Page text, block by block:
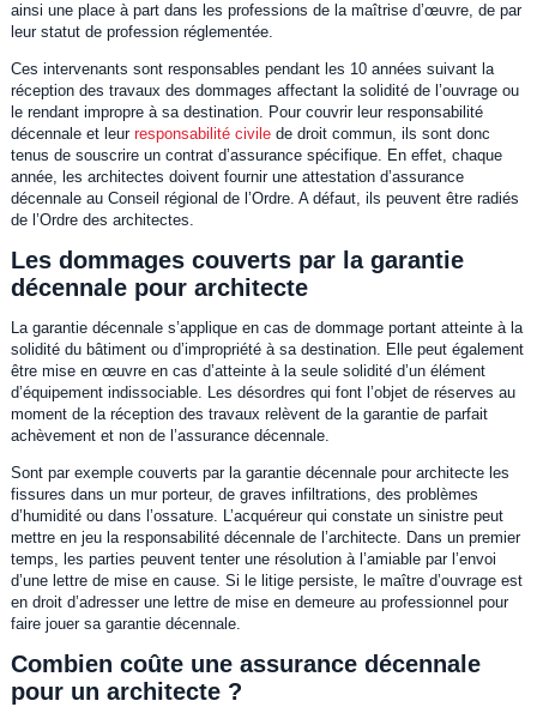
ainsi une place à part dans les professions de la maîtrise d’œuvre, de par
leur statut de profession réglementée.
Ces intervenants sont responsables pendant les 10 années suivant la
réception des travaux des dommages affectant la solidité de l’ouvrage ou
le rendant impropre à sa destination. Pour couvrir leur responsabilité
décennale et leur responsabilité civilede droit commun, ils sont donc
tenus de souscrire un contrat d’assurance spécifique. En effet, chaque
année, les architectes doivent fournir une attestation d’assurance
décennale au Conseil régional de l’Ordre. A défaut, ils peuvent être radiés
de l’Ordre des architectes.
Les dommages couverts par la garantie
décennale pour architecte
La garantie décennale s’applique en cas de dommage portant atteinte à la
solidité du bâtiment ou d’impropriété à sa destination. Elle peut également
être mise en œuvre en cas d’atteinte à la seule solidité d’un élément
d’équipement indissociable. Les désordres qui font l’objet de réserves au
moment de la réception des travaux relèvent de la garantie de parfait
achèvement et non de l’assurance décennale.
Sont par exemple couverts par la garantie décennale pour architecte les
fissures dans un mur porteur, de graves infiltrations, des problèmes
d’humidité ou dans l’ossature. L’acquéreur qui constate un sinistre peut
mettre en jeu la responsabilité décennale de l’architecte. Dans un premier
temps, les parties peuvent tenter une résolution à l’amiable par l’envoi
d’une lettre de mise en cause. Si le litige persiste, le maître d’ouvrage est
en droit d’adresser une lettre de mise en demeure au professionnel pour
faire jouer sa garantie décennale.
Combien coûte une assurance décennale
pour un architecte ?